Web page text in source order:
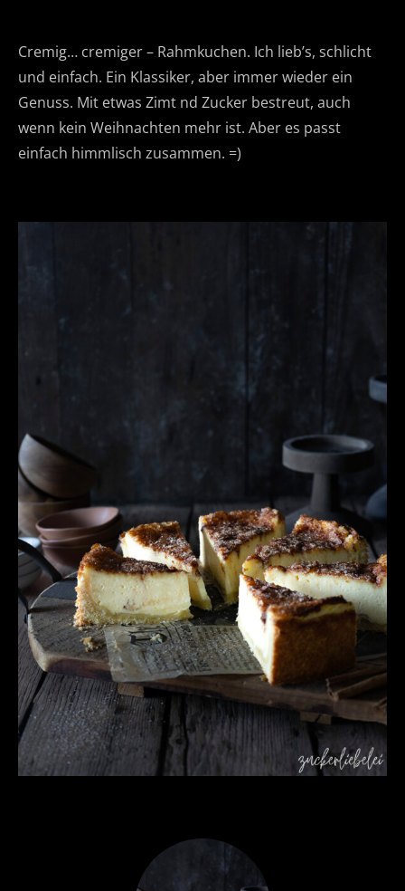
Cremig… cremiger – Rahmkuchen. Ich lieb’s, schlicht
und einfach. Ein Klassiker, aber immer wieder ein
Genuss. Mit etwas Zimt nd Zucker bestreut, auch
wenn kein Weihnachten mehr ist. Aber es passt
einfach himmlisch zusammen. =)